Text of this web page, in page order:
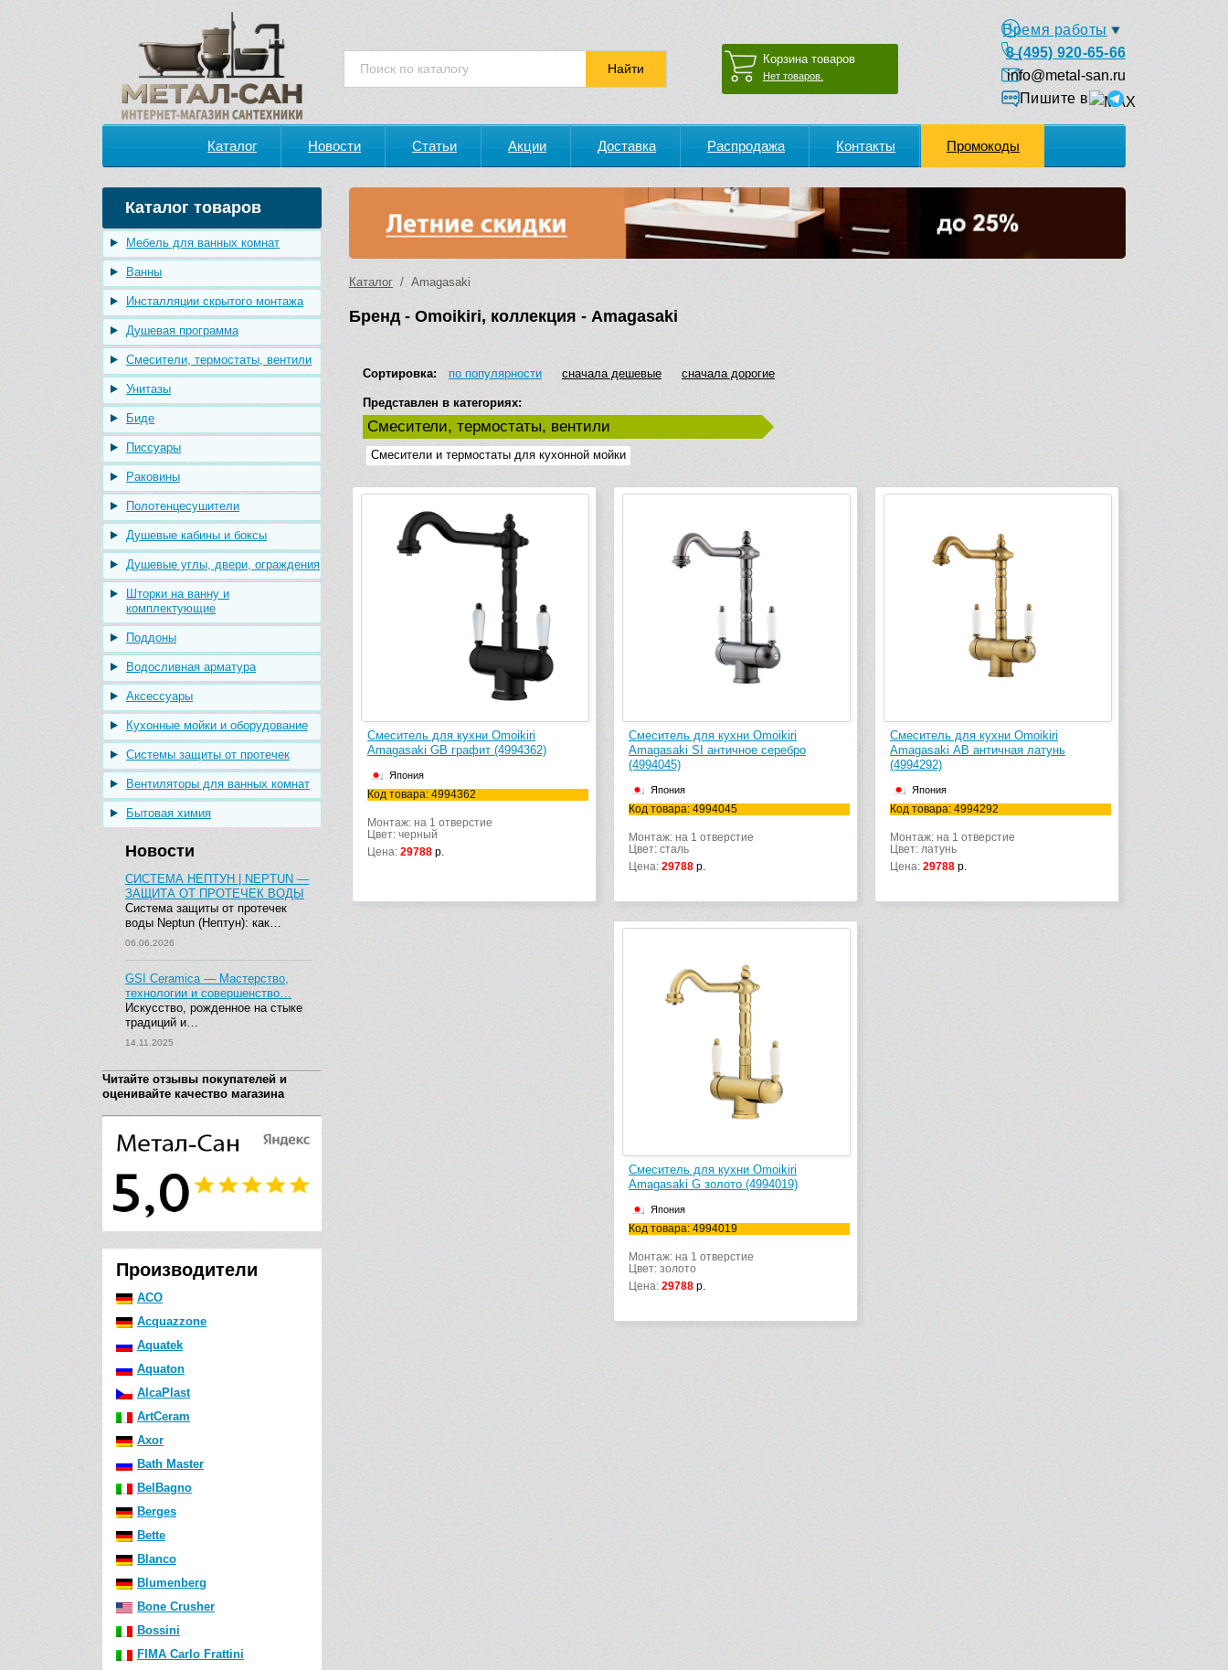
Корзина товаров
Нет товаров.
Время работы
8 (495) 920-65-66
info@metal-san.ru
Пишите в
Каталог Новости Статьи Акции Доставка Распродажа Контакты Промокоды
Каталог товаров
Мебель для ванных комнат
Ванны
Инсталляции скрытого монтажа
Душевая программа
Смесители, термостаты, вентили
Унитазы
Биде
Писсуары
Раковины
Полотенцесушители
Душевые кабины и боксы
Душевые углы, двери, ограждения
Шторки на ванну и
комплектующие
Поддоны
Водосливная арматура
Аксессуары
Кухонные мойки и оборудование
Системы защиты от протечек
Вентиляторы для ванных комнат
Бытовая химия
Новости
СИСТЕМА НЕПТУН | NEPTUN —
ЗАЩИТА ОТ ПРОТЕЧЕК ВОДЫ
Система защиты от протечек
воды Neptun (Нептун): как…
06.06.2026
GSI Ceramica — Мастерство,
технологии и совершенство…
Искусство, рожденное на стыке
традиций и…
14.11.2025
Читайте отзывы покупателей и
оценивайте качество магазина
Производители
ACO
Acquazzone
Aquatek
Aquaton
AlcaPlast
ArtCeram
Axor
Bath Master
BelBagno
Berges
Bette
Blanco
Blumenberg
Bone Crusher
Bossini
FIMA Carlo Frattini
Каталог / Amagasaki
Бренд - Omoikiri, коллекция - Amagasaki
Сортировка: по популярности сначала дешевые сначала дорогие
Представлен в категориях:
Смесители, термостаты, вентили
Смесители и термостаты для кухонной мойки
Смеситель для кухни Omoikiri
Amagasaki GB графит (4994362)
Япония
Код товара: 4994362
Монтаж: на 1 отверстие
Цвет: черный
Цена: 29788 р.
Смеситель для кухни Omoikiri
Amagasaki SI античное серебро
(4994045)
Япония
Код товара: 4994045
Монтаж: на 1 отверстие
Цвет: сталь
Цена: 29788 р.
Смеситель для кухни Omoikiri
Amagasaki АB античная латунь
(4994292)
Япония
Код товара: 4994292
Монтаж: на 1 отверстие
Цвет: латунь
Цена: 29788 р.
Смеситель для кухни Omoikiri
Amagasaki G золото (4994019)
Япония
Код товара: 4994019
Монтаж: на 1 отверстие
Цвет: золото
Цена: 29788 р.